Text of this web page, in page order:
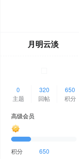
月明云淡
0
主题
320
回帖
650
积分
高级会员
积分 650